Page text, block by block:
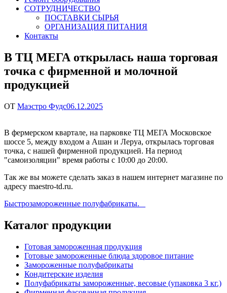
СОТРУДНИЧЕСТВО
ПОСТАВКИ СЫРЬЯ
ОРГАНИЗАЦИЯ ПИТАНИЯ
Контакты
В ТЦ МЕГА открылась наша торговая
точка с фирменной и молочной
продукцией
ОТ Маэстро Фудс06.12.2025
В фермерском квартале, на парковке ТЦ МЕГА Московское
шоссе 5, между входом а Ашан и Леруа, открылась торговая
точка, с нашей фирменной продукцией. На период
"самоизоляции" время работы с 10:00 до 20:00.
Так же вы можете сделать заказ в нашем интернет магазине по
адресу maestro-td.ru.
Навигация
по
записям
Быстрозамороженные полуфабрикаты.
Каталог продукции
Готовая замороженная продукция
Готовые замороженные блюда здоровое питание
Замороженные полуфабрикаты
Кондитерские изделия
Полуфабрикаты замороженные, весовые (упаковка 3 кг.)